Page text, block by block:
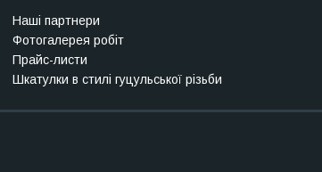
Наші партнери
Фотогалерея робіт
Прайс-листи
Шкатулки в стилі гуцульської різьби